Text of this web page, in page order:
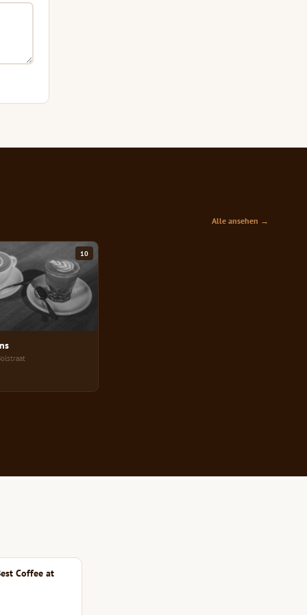
Alle ansehen →
10
Coffee at